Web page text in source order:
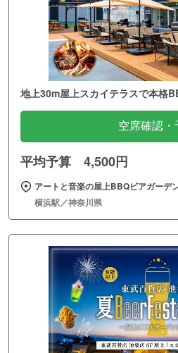
地上30m屋上スカイテラスで本格
空席確認・
平均予算 4,500円
アートと音楽の屋上BBQビアガーデ
横浜駅／神奈川県